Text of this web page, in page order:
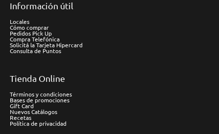
Información útil
Locales
Cómo comprar
Pedidos Pick Up
Compra Telefónica
Solicitá la Tarjeta Hipercard
Consulta de Puntos
Tienda Online
Términos y condiciones
Bases de promociones
Gift Card
Nuevos Catálogos
Recetas
Política de privacidad